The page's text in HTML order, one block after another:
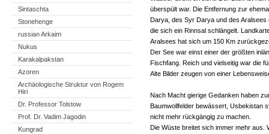
Sintaschta
Stonehenge
russian Arkaim
Nukus
Karakalpakstan
Azoren
Archäologische Struktur von Rogem
Hiri
Dr. Professor Tolstow
Prof. Dr. Vadim Jagodin
Kungrad
überspült war. Die Entfernung zur
Darya, des Syr Darya und des
die sich ein Rinnsal schlängelt.
Aralsees hat sich um 150 Km
Der See war einst einer der größten
Fischfang. Reich und vielseitig war die
Alte Bilder zeugen von einer
Nach Macht gierige Gedanken haben
Baumwollfelder bewässert, Usbekistan
nicht mehr rückgängig zu machen.
Die Wüste breitet sich immer mehr aus.